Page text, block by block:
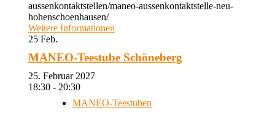
aussenkontaktstellen/maneo-aussenkontaktstelle-neu-
hohenschoenhausen/
Weitere Informationen
25 Feb.
MANEO-Teestube Schöneberg
25. Februar 2027
18:30 - 20:30
MANEO-Teestuben